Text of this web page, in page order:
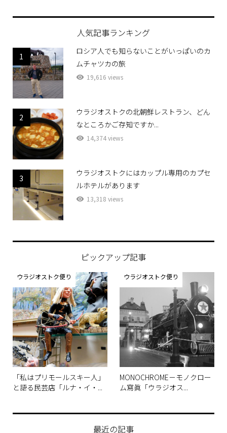
人気記事ランキング
1
ロシア人でも知らないことがいっぱいのカ
ムチャツカの旅
19,616 views
2
ウラジオストクの北朝鮮レストラン、どん
なところかご存知ですか...
14,374 views
3
ウラジオストクにはカップル専用のカプセ
ルホテルがあります
13,318 views
ピックアップ記事
ウラジオストク便り
「私はプリモールスキー人」
と語る民芸店「ルナ・イ・...
ウラジオストク便り
MONOCHROME－モノクロー
ム寫眞「ウラジオス...
最近の記事